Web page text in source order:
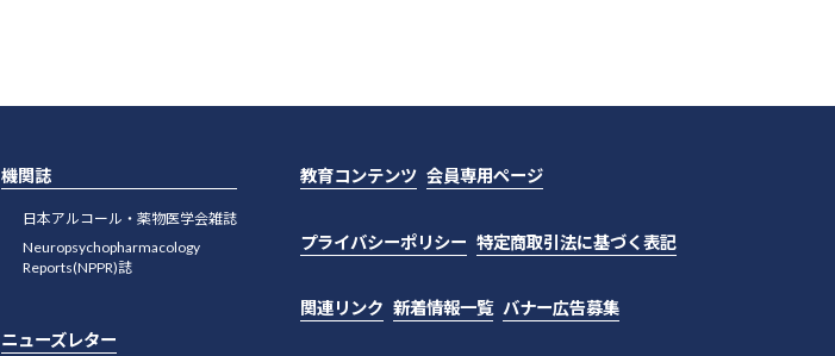
機関誌
日本アルコール・薬物医学会雑誌
Neuropsychopharmacology
Reports(NPPR)誌
ニューズレター
教育コンテンツ 会員専用ページ
プライバシーポリシー 特定商取引法に基づく表記
関連リンク 新着情報一覧 バナー広告募集